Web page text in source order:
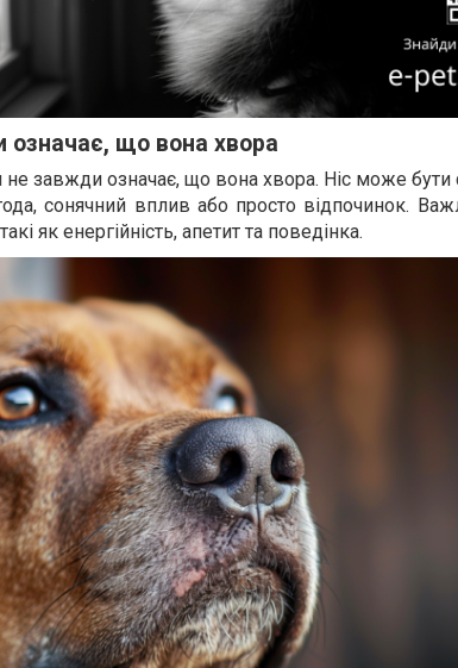
означає, що вона хвора
не завжди означає, що вона хвора. Ніс може бути
сонячний вплив або просто відпочинок.
як енергійність, апетит та поведінка.